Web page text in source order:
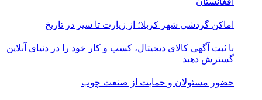
اماکن گردشی شهر کربلا؛ از زیارت تا سیر در تاریخ
با ثبت آگهی کالای دیجیتال، کسب و کار خود را در دنیای آنلاین
گسترش دهید
حضور مسئولان و حمایت از صنعت چوب